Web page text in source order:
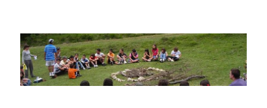
CPN Azterlariak